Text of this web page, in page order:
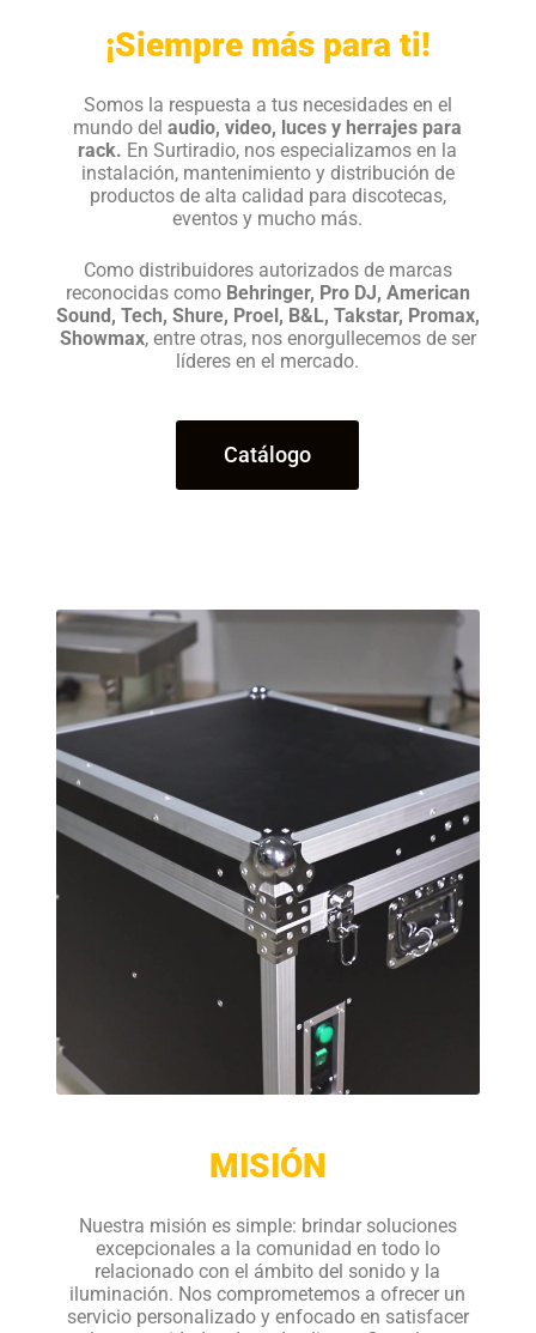
¡Siempre más para ti!
Somos la respuesta a tus necesidades en el
mundo delaudio, video, luces y herrajes para
rack. En Surtiradio, nos especializamos en la
instalación, mantenimiento y distribución de
productos de alta calidad para discotecas,
eventos y mucho más.
Como distribuidores autorizados de marcas
reconocidas como Behringer, Pro DJ, American
Sound, Tech, Shure, Proel, B&L, Takstar, Promax,
Showmax, entre otras, nos enorgullecemos de ser
líderes en el mercado.
Catálogo
MISIÓN
Nuestra misión es simple: brindar soluciones
excepcionales a la comunidad en todo lo
relacionado con el ámbito del sonido y la
iluminación. Nos comprometemos a ofrecer un
servicio personalizado y enfocado en satisfacer